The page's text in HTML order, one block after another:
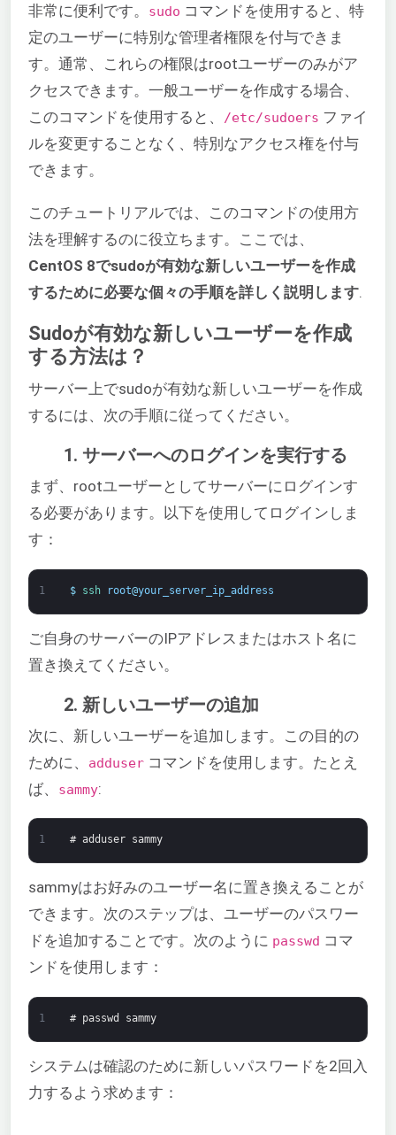
非常に便利です。
sudo コマンドを使用すると、特
定のユーザーに特別な管理者権限を付与できま
す。通常、これらの権限はrootユーザーのみがア
クセスできます。一般ユーザーを作成する場合、
このコマンドを使用すると、
/etc/sudoers ファイ
ルを変更することなく、特別なアクセス権を付与
できます。
このチュートリアルでは、このコマンドの使用方
法を理解するのに役立ちます。ここでは、
CentOS 8でsudoが有効な新しいユーザーを作成
するために必要な個々の手順を詳しく説明します.
Sudoが有効な新しいユーザーを作成
する方法は？
サーバー上でsudoが有効な新しいユーザーを作成
するには、次の手順に従ってください。
1. サーバーへのログインを実行する
まず、rootユーザーとしてサーバーにログインす
る必要があります。以下を使用してログインしま
す：
1 $ ssh root@your_server_ip_address
ご自身のサーバーのIPアドレスまたはホスト名に
置き換えてください。
2. 新しいユーザーの追加
次に、新しいユーザーを追加します。この目的の
ために、
adduser コマンドを使用します。たとえ
ば、
sammy:
1 # adduser sammy
sammyはお好みのユーザー名に置き換えることが
できます。次のステップは、ユーザーのパスワー
ドを追加することです。次のように passwd コマ
ンドを使用します：
1 # passwd sammy
システムは確認のために新しいパスワードを2回入
力するよう求めます：